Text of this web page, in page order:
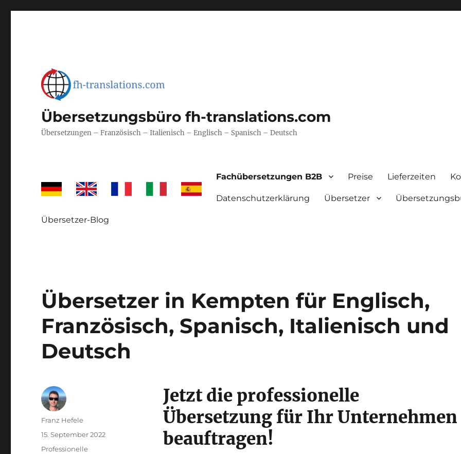
Übersetzungsbüro fh-translations.com
Übersetzungen – Französisch – Italienisch – Englisch – Spanisch – Deutsch
Fachübersetzungen B2B Preise Lieferzeiten
Datenschutzerklärung Übersetzer
Übersetzer-Blog
Übersetzer in Kempten für Englisch,
Französisch, Spanisch, Italienisch und
Deutsch
Jetzt die professionelle
Übersetzung für Ihr Unternehmen
beauftragen!
Autor
Franz Hefele
Veröffentlicht
15. September 2022
Kategorien
Professionelle